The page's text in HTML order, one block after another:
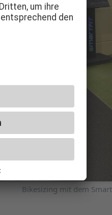
Vogel
Bikesizing mit dem